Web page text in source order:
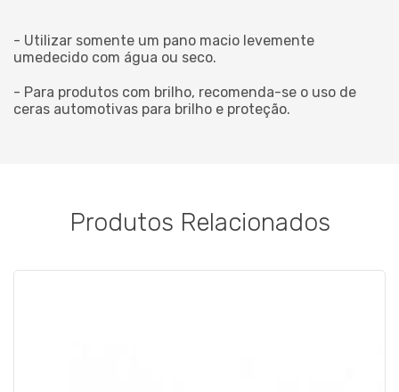
- Utilizar somente um pano macio levemente
umedecido com água ou seco.
- Para produtos com brilho, recomenda-se o uso de
ceras automotivas para brilho e proteção.
Produtos Relacionados